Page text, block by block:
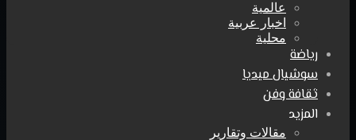
عالمية
اخبار عربية
محلية
رياضة
سوشيال ميديا
ثقافة وفن
المزيد
مقالات وتقارير